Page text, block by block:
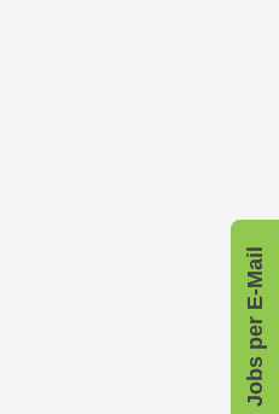
Jobs per E-Mail